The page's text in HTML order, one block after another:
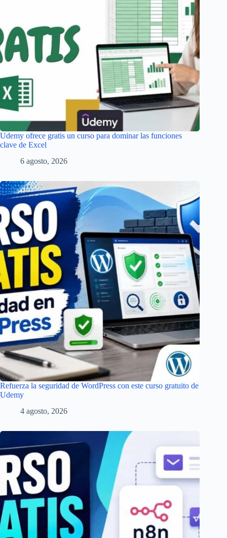
Udemy ofrece gratis un curso para dominar las funciones
clave de Excel
6 agosto, 2026
Refuerza la seguridad de WordPress con este curso gratuito de
Udemy
4 agosto, 2026